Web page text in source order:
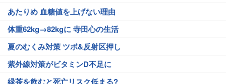
あたりめ 血糖値を上げない理由
体重62kg→82kgに 寺田心の生活
夏のむくみ対策 ツボ&反射区押し
紫外線対策がビタミンD不足に
緑茶を飲むと死亡リスク低まる?